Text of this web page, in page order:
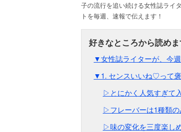
子の流行を追い続ける女性誌ライ
トを毎週、速報で伝えます！
▼女性誌ライターが、今
▼1. センスいいね♡って
▷とにかく人気すぎて
▷フレーバーは1種類の
▷味の変化を三度楽し